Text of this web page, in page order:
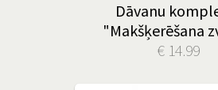
Dāvanu
"Makšķerēšana
€ 14.99